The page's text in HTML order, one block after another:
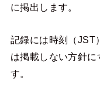
に掲出します。
記録には時刻（JST
は掲載しない方針に
す。